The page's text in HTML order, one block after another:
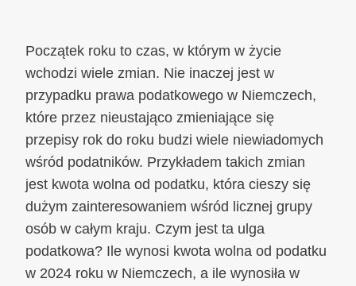
Początek roku to czas, w którym w życie
wchodzi wiele zmian. Nie inaczej jest w
przypadku prawa podatkowego w Niemczech,
które przez nieustająco zmieniające się
przepisy rok do roku budzi wiele niewiadomych
wśród podatników. Przykładem takich zmian
jest kwota wolna od podatku, która cieszy się
dużym zainteresowaniem wśród licznej grupy
osób w całym kraju. Czym jest ta ulga
podatkowa? Ile wynosi kwota wolna od podatku
w 2024 roku w Niemczech, a ile wynosiła w